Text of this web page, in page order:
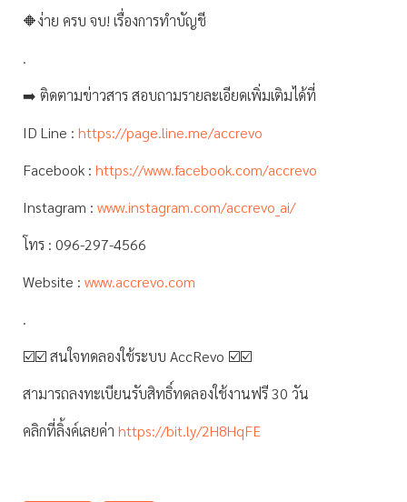
🔶ง่าย ครบ จบ! เรื่องการทำบัญชี
.
➡️ ติดตามข่าวสาร สอบถามรายละเอียดเพิ่มเติมได้ที่
ID Line : https://page.line.me/accrevo
Facebook : https://www.facebook.com/accrevo
Instagram : www.instagram.com/accrevo_ai/
โทร : 096-297-4566
Website : www.accrevo.com
.
☑️☑️ สนใจทดลองใช้ระบบ AccRevo ☑️☑️
สามารถลงทะเบียนรับสิทธิ์ทดลองใช้งานฟรี 30 วัน
คลิกที่ลิ้งค์เลยค่า https://bit.ly/2H8HqFE